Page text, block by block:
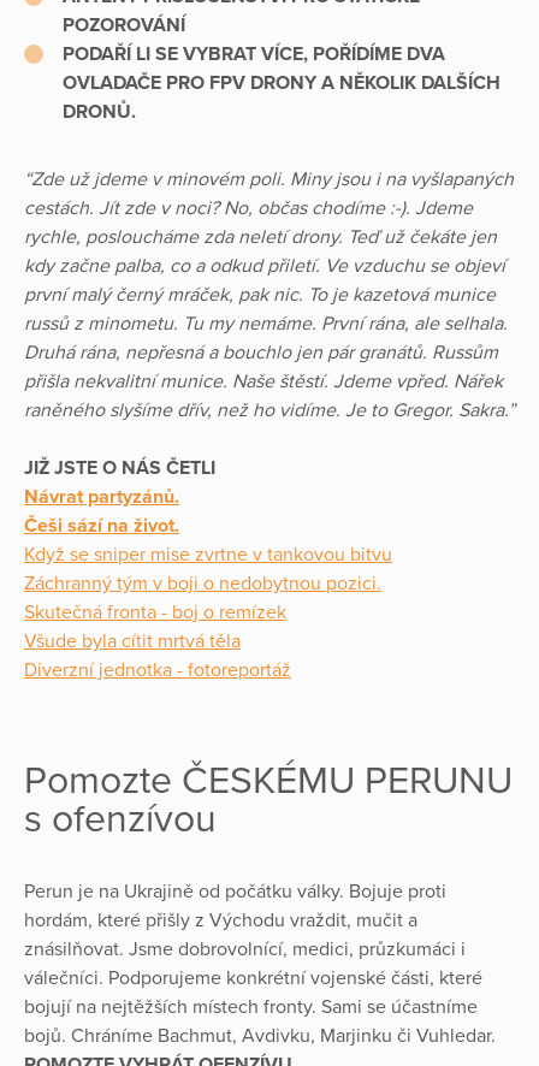
POZOROVÁNÍ
PODAŘÍ LI SE VYBRAT VÍCE, POŘÍDÍME DVA
OVLADAČE PRO FPV DRONY A NĚKOLIK DALŠÍCH
DRONŮ.
“Zde už jdeme v minovém poli. Miny jsou i na vyšlapaných
cestách. Jít zde v noci? No, občas chodíme :-). Jdeme
rychle, posloucháme zda neletí drony. Teď už čekáte jen
kdy začne palba, co a odkud přiletí. Ve vzduchu se objeví
první malý černý mráček, pak nic. To je kazetová munice
russů z minometu. Tu my nemáme. První rána, ale selhala.
Druhá rána, nepřesná a bouchlo jen pár granátů. Russům
přišla nekvalitní munice. Naše štěstí. Jdeme vpřed. Nářek
raněného slyšíme dřív, než ho vidíme. Je to Gregor. Sakra.”
JIŽ JSTE O NÁS ČETLI
Návrat partyzánů.
Češi sází na život.
Když se sniper mise zvrtne v tankovou bitvu
Záchranný tým v boji o nedobytnou pozici.
Skutečná fronta - boj o remízek
Všude byla cítit mrtvá těla
Diverzní jednotka - fotoreportáž
Pomozte ČESKÉMU PERUNU
s ofenzívou
Perun je na Ukrajině od počátku války. Bojuje proti
hordám, které přišly z Východu vraždit, mučit a
znásilňovat. Jsme dobrovolnící, medici, průzkumáci i
válečníci. Podporujeme konkrétní vojenské části, které
bojují na nejtěžších místech fronty. Sami se účastníme
bojů. Chráníme Bachmut, Avdivku, Marjinku či Vuhledar.